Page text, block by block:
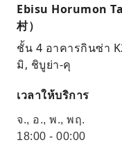
Ebisu Horumon
村）
ชั้น 4 อาคารกินซ่า
มิ, ชิบูย่า-คุ
เวลาให้บริการ
จ., อ., พ., พฤ.
18:00 - 00:00